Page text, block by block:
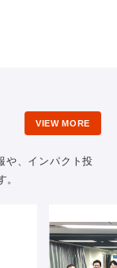
、 インパクト投
VIEW MORE